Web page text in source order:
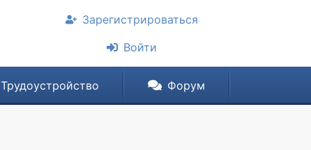
Зарегистрироваться
Войти
Трудоустройство Форум